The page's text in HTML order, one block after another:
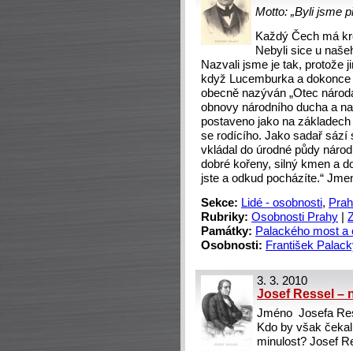
Motto: „Byli jsme
Každý Čech má
Nebyli sice u
Nazvali jsme je tak, protože
když Lucemburka a
obecně nazýván „Otec
obnovy národního ducha a
postaveno jako na
se rodícího. Jako sadař sází
vkládal do úrodné půdy
dobré kořeny, silný kmen a
jste a odkud pocházíte.“
Sekce: Lidé - osobnosti,
Rubriky: Osobnosti Prahy
Památky: Palackého most a
Osobnosti: František
3. 3. 2010
Josef Ressel –
Jméno Josefa
Kdo by však
minulost? Josef